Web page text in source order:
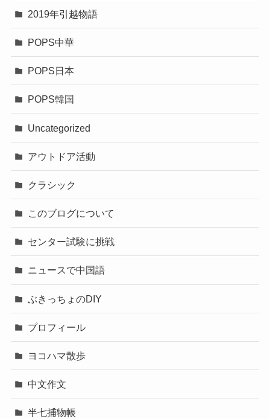
2019年引越物語
POPS中華
POPS日本
POPS韓国
Uncategorized
アウトドア活動
クラシック
このブログについて
センター試験に挑戦
ニュースで中国語
ぶきっちょのDIY
プロフィール
ヨコハマ散歩
中文作文
半七捕物帳